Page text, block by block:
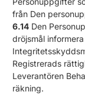
från Den
6.14 Den
dröjsmål
Registrerads
Leverantören
räkning.